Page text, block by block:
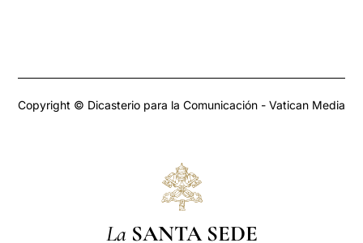
Copyright © Dicasterio para la Comunicación - Vatican Media
La SANTA SEDE